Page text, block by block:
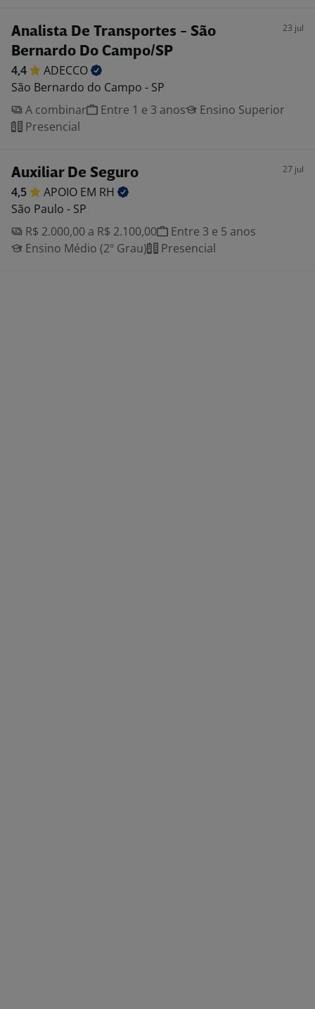
Analista De Transportes - São
Bernardo Do Campo/SP
23 jul
4,4
ADECCO
São Bernardo do Campo - SP
A combinar
Entre 1 e 3 anos
Ensino Superior
Presencial
Auxiliar De Seguro 27 jul
4,5 APOIO EM RH
São Paulo - SP
R$ 2.000,00 a R$ 2.100,00
Entre 3 e 5 anos
Ensino Médio (2º Grau)
Presencial